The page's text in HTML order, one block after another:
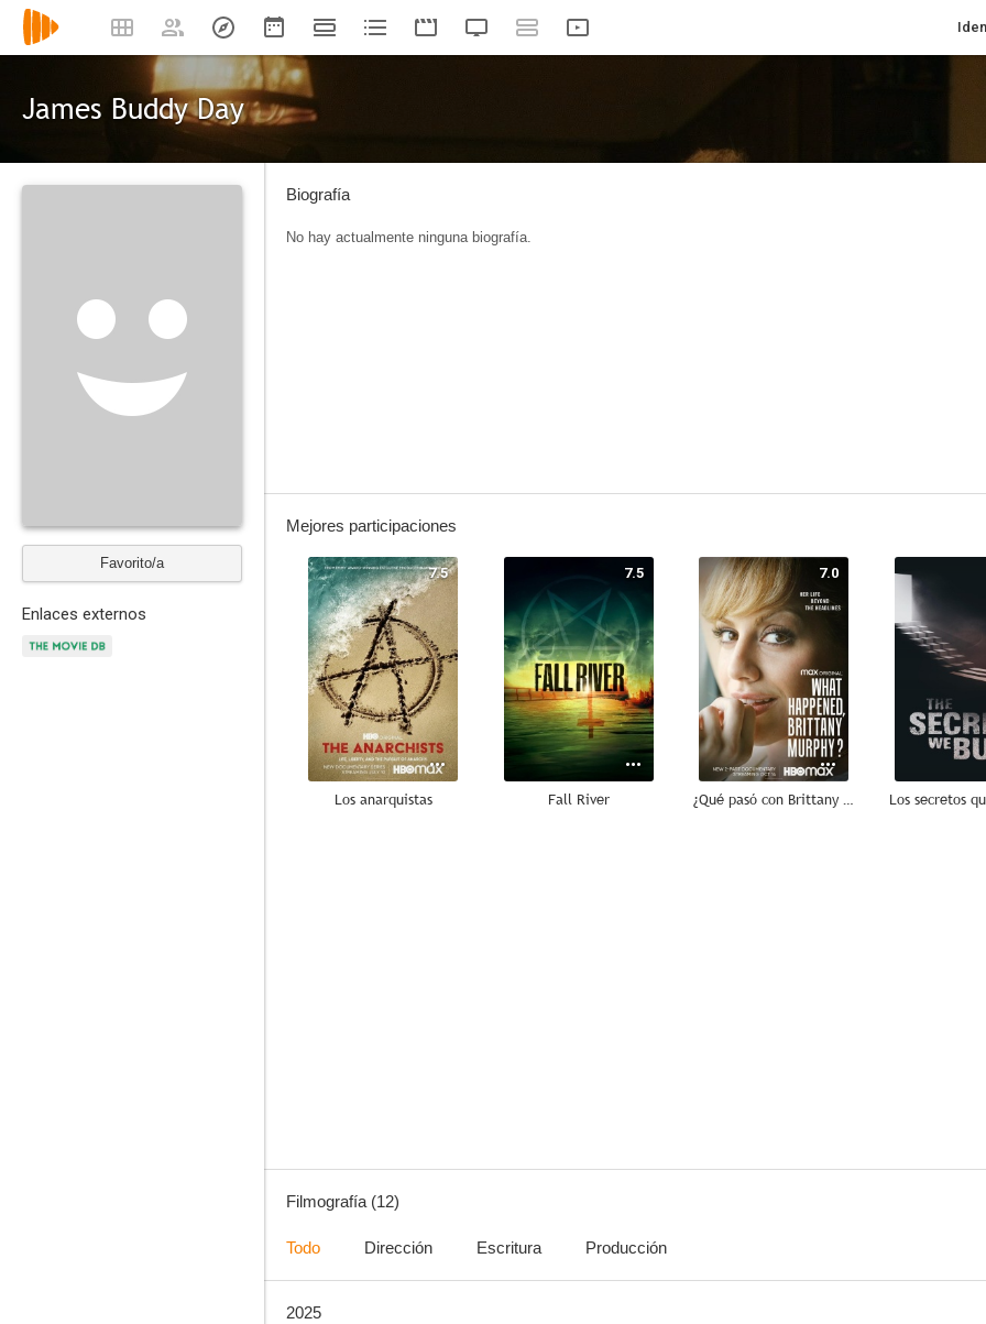
James Buddy Day
Favorito/a
Enlaces externos
Biografía
No hay actualmente ninguna biografía.
Mejores participaciones
7.5
Los anarquistas
7.5
Fall River
7.0
¿Qué pasó con Brittany Murphy?
Filmografía (12)
Todo Dirección Escritura Producción
2025